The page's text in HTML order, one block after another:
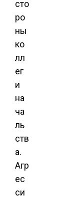
сто
ро
ны
ко
лл
ег
и
на
ча
ль
ств
а.
Агр
ес
си